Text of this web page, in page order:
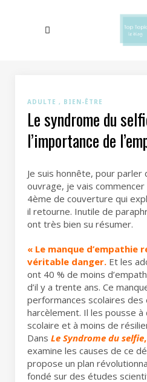
ADULTE BIEN-ÊTRE
Le syndrome du
l’importance de
Je suis honnête, pour
ouvrage, je vais
4ème de couverture qui
il retourne. Inutile de
ont très bien su résumer.
« Le manque d’empathie
véritable danger. Et les
ont 40 % de moins
d’il y a trente ans. Ce
performances scolaires des
harcèlement. Il les pousse
scolaire et à moins de
Dans Le Syndrome du selfie,
examine les causes de ce
propose un plan
fondé sur des études